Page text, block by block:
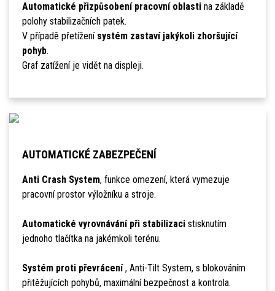
Automatické přizpůsobení pracovní oblastina základě
polohy stabilizačních patek.
V případě přetížení systém zastaví jakýkoli zhoršující
pohyb.
Graf zatížení je vidět na displeji.
AUTOMATICKÉ ZABEZPEČENÍ
Anti Crash System, funkce omezení, která vymezuje
pracovní prostor výložníku a stroje.
Automatické vyrovnávání při stabilizacistisknutím
jednoho tlačítka na jakémkoli terénu.
Systém proti převrácení, Anti-Tilt System, s blokováním
přitěžujících pohybů, maximální bezpečnost a kontrola.